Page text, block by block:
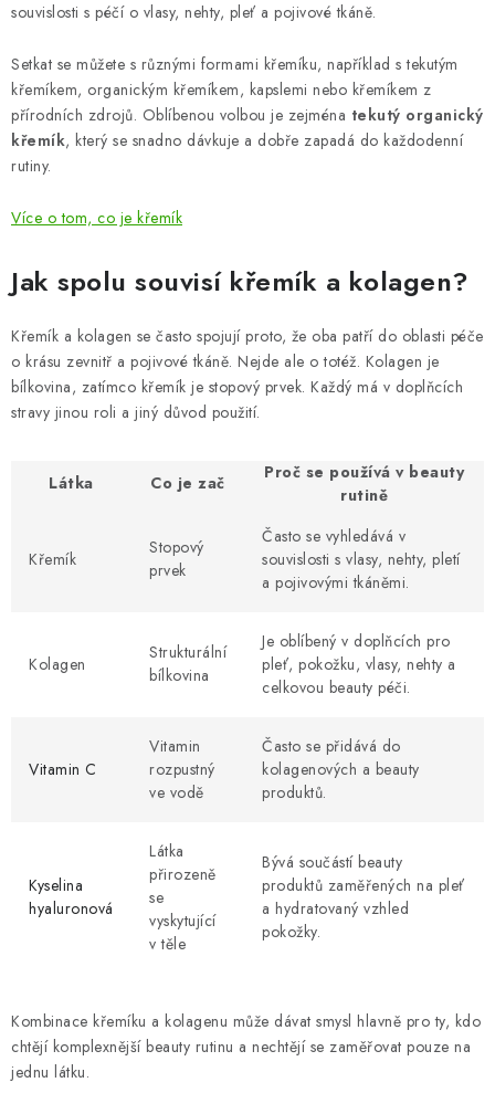
souvislosti s péčí o vlasy, nehty, pleť a pojivové tkáně.
Setkat se můžete s různými formami křemíku, například s tekutým
křemíkem, organickým křemíkem, kapslemi nebo křemíkem z
přírodních zdrojů. Oblíbenou volbou je zejména tekutý organický
křemík, který se snadno dávkuje a dobře zapadá do každodenní
rutiny.
Více o tom, co je křemík
Jak spolu souvisí křemík a kolagen?
Křemík a kolagen se často spojují proto, že oba patří do oblasti péče
o krásu zevnitř a pojivové tkáně. Nejde ale o totéž. Kolagen je
bílkovina, zatímco křemík je stopový prvek. Každý má v doplňcích
stravy jinou roli a jiný důvod použití.
Látka Co je zač
Proč se používá v beauty
rutině
Křemík
Stopový
prvek
Často se vyhledává v
souvislosti s vlasy, nehty, pletí
a pojivovými tkáněmi.
Kolagen
Strukturální
bílkovina
Je oblíbený v doplňcích pro
pleť, pokožku, vlasy, nehty a
celkovou beauty péči.
Vitamin C
Vitamin
rozpustný
ve vodě
Často se přidává do
kolagenových a beauty
produktů.
Kyselina
hyaluronová
Látka
přirozeně
se
vyskytující
v těle
Bývá součástí beauty
produktů zaměřených na pleť
a hydratovaný vzhled
pokožky.
Kombinace křemíku a kolagenu může dávat smysl hlavně pro ty, kdo
chtějí komplexnější beauty rutinu a nechtějí se zaměřovat pouze na
jednu látku.